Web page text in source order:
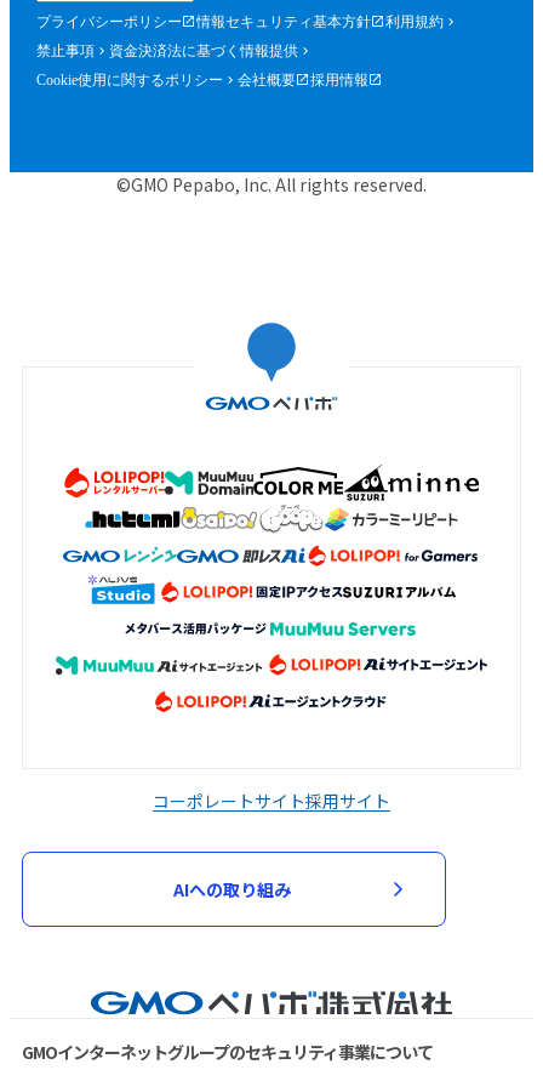
プライバシーポリシー 情報セキュリティ基本方針
利用規約
禁止事項
資金決済法に基づく情報提供
Cookie使用に関するポリシー
会社概要 採用情報
©GMO Pepabo, Inc. All rights reserved.
コーポレートサイト採用サイト
AIへの取り組み
GMOインターネットグループのセキュリティ事業について